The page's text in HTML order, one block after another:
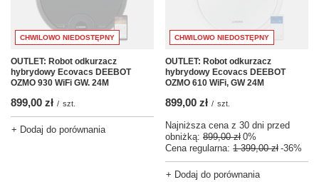
CHWILOWO NIEDOSTĘPNY
OUTLET: Robot odkurzacz
hybrydowy Ecovacs DEEBOT
OZMO 930 WiFi GW. 24M
899,00 zł / szt.
+ Dodaj do porównania
CHWILOWO NIEDOSTĘPNY
OUTLET: Robot odkurzacz
hybrydowy Ecovacs DEEBOT
OZMO 610 WiFi, GW 24M
899,00 zł / szt.
Najniższa cena z 30 dni przed
obniżką: 899,00 zł 0%
Cena regularna: 1 399,00 zł -36%
+ Dodaj do porównania